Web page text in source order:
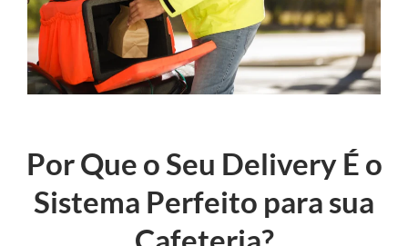
Por Que o Seu Delivery É o
Sistema Perfeito para sua